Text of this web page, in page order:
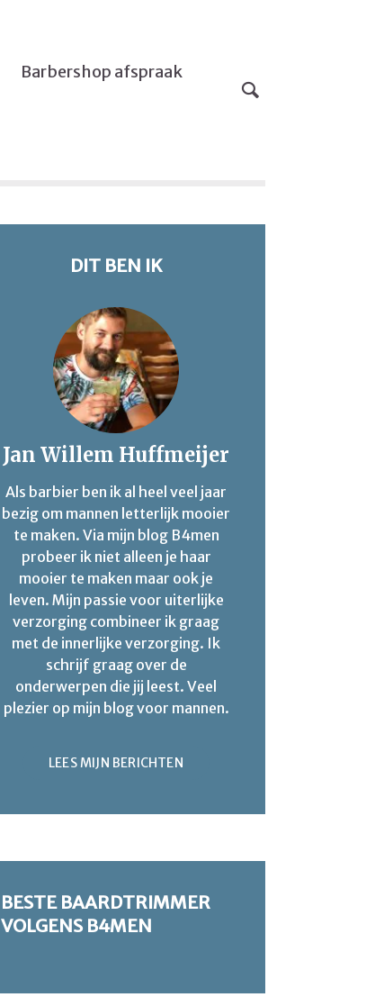
Barbershop afspraak
DIT BEN IK
Jan Willem Huffmeijer
Als barbier ben ik al heel veel jaar
bezig om mannen letterlijk mooier
te maken. Via mijn blog B4men
probeer ik niet alleen je haar
mooier te maken maar ook je
leven. Mijn passie voor uiterlijke
verzorging combineer ik graag
met de innerlijke verzorging. Ik
schrijf graag over de
onderwerpen die jij leest. Veel
plezier op mijn blog voor mannen.
LEES MIJN BERICHTEN
BESTE BAARDTRIMMER
VOLGENS B4MEN